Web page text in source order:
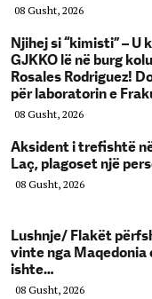
08 Gusht, 2026
Njihej si “kimisti” – U
GJKKO lë në burg
Rosales Rodriguez!
për laboratorin e
08 Gusht, 2026
Aksident i trefishtë
Laç, plagoset një
08 Gusht, 2026
Lushnje/ Flakët
vinte nga Maqedonia
ishte…
08 Gusht, 2026